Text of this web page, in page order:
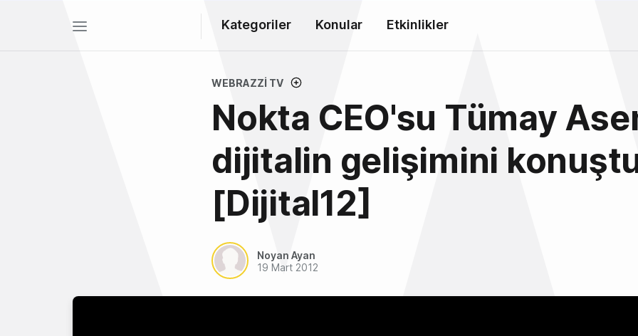
Kategoriler Konular Etkinlikler
WEBRAZZI TV
Nokta CEO'su Tümay
dijitalin gelişimini
[Dijital12]
Noyan Ayan
19 Mart 2012